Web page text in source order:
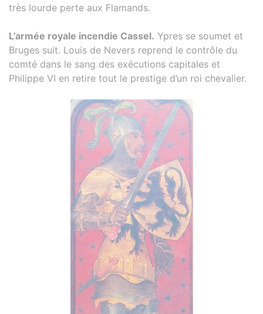
très lourde perte aux Flamands.
L’armée royale incendie Cassel. Ypres se soumet et
Bruges suit. Louis de Nevers reprend le contrôle du
comté dans le sang des exécutions capitales et
Philippe VI en retire tout le prestige d’un roi chevalier.